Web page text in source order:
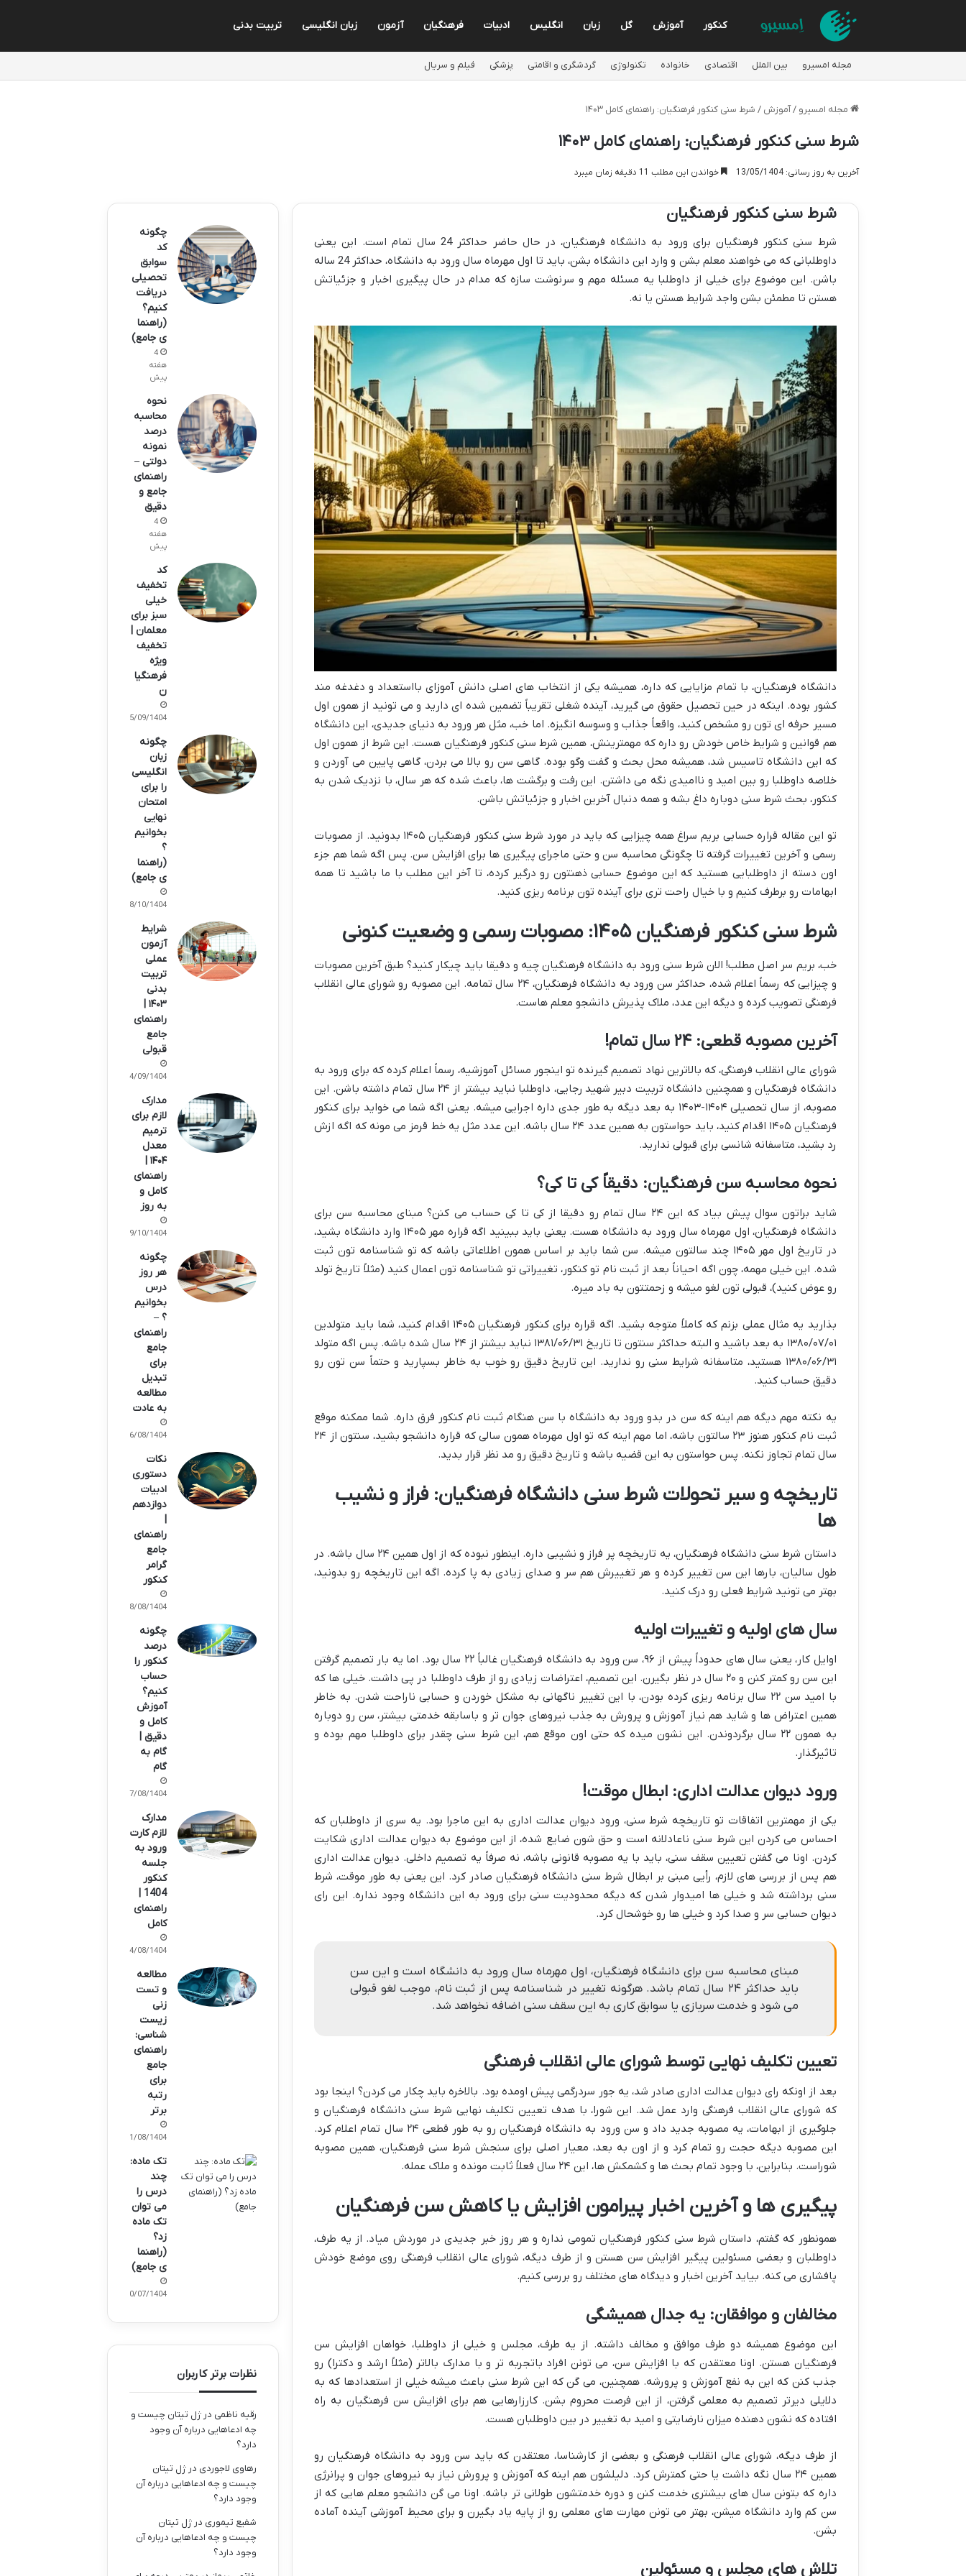
کنکور آموزش گل زبان انگلیس ادبیات فرهنگیان آزمون زبان انگلیسی تربیت بدنی
مجله امسیرو بین الملل اقتصادی خانواده تکنولوژی گردشگری و اقامتی پزشکی فیلم و سریال
مجله امسیرو / آموزش / شرط سنی کنکور فرهنگیان: راهنمای کامل ۱۴۰۳
شرط سنی کنکور فرهنگیان: راهنمای کامل ۱۴۰۳
آخرین به روز رسانی: 13/05/1404 خواندن این مطلب 11 دقیقه زمان میبرد
شرط سنی کنکور فرهنگیان
شرط سنی کنکور فرهنگیان برای ورود به دانشگاه فرهنگیان، در حال حاضر حداکثر 24 سال تمام است. این یعنی
داوطلبانی که می خواهند معلم بشن و وارد این دانشگاه بشن، باید تا اول مهرماه سال ورود به دانشگاه، حداکثر 24 ساله
باشن. این موضوع برای خیلی از داوطلبا یه مسئله مهم و سرنوشت سازه که مدام در حال پیگیری اخبار و جزئیاتش
هستن تا مطمئن بشن واجد شرایط هستن یا نه.
دانشگاه فرهنگیان، با تمام مزایایی که داره، همیشه یکی از انتخاب های اصلی دانش آموزای بااستعداد و دغدغه مند
کشور بوده. اینکه در حین تحصیل حقوق می گیرید، آینده شغلی تقریباً تضمین شده ای دارید و می تونید از همون اول
مسیر حرفه ای تون رو مشخص کنید، واقعاً جذاب و وسوسه انگیزه. اما خب، مثل هر ورود به دنیای جدیدی، این دانشگاه
هم قوانین و شرایط خاص خودش رو داره که مهمترینش، همین شرط سنی کنکور فرهنگیان هست. این شرط از همون اول
که این دانشگاه تاسیس شد، همیشه محل بحث و گفت وگو بوده. گاهی سن رو بالا می بردن، گاهی پایین می آوردن و
خلاصه داوطلبا رو بین امید و ناامیدی نگه می داشتن. این رفت و برگشت ها، باعث شده که هر سال، با نزدیک شدن به
کنکور، بحث شرط سنی دوباره داغ بشه و همه دنبال آخرین اخبار و جزئیاتش باشن.
تو این مقاله قراره حسابی بریم سراغ همه چیزایی که باید در مورد شرط سنی کنکور فرهنگیان ۱۴۰۵
بدونید. از مصوبات
رسمی و آخرین تغییرات گرفته تا چگونگی محاسبه سن و حتی ماجرای پیگیری ها برای افزایش سن. پس اگه شما هم جزء
اون دسته از داوطلبایی هستید که این موضوع حسابی ذهنتون رو درگیر کرده، تا آخر این مطلب با ما باشید تا همه
ابهامات رو برطرف کنیم و با خیال راحت تری برای آینده تون برنامه ریزی کنید.
شرط سنی کنکور فرهنگیان ۱۴۰۵: مصوبات رسمی و وضعیت کنونی
خب، بریم سر اصل مطلب! الان شرط سنی ورود به دانشگاه فرهنگیان چیه و دقیقا باید چیکار کنید؟ طبق آخرین مصوبات
و چیزایی که رسماً اعلام شده، حداکثر سن ورود به دانشگاه فرهنگیان
، ۲۴ سال تمامه. این مصوبه رو شورای عالی انقلاب
فرهنگی تصویب کرده و دیگه این عدد، ملاک پذیرش دانشجو معلم هاست.
آخرین مصوبه قطعی: ۲۴ سال تمام!
شورای عالی انقلاب فرهنگی، که بالاترین نهاد تصمیم گیرنده تو اینجور مسائل آموزشیه، رسماً اعلام کرده که برای ورود به
دانشگاه فرهنگیان و همچنین دانشگاه تربیت دبیر شهید رجایی، داوطلبا نباید بیشتر از ۲۴ سال تمام داشته باشن. این
مصوبه، از سال تحصیلی ۱۴۰۴-۱۴۰۳ به بعد دیگه به طور جدی داره اجرایی میشه. یعنی اگه شما می خواید برای کنکور
فرهنگیان ۱۴۰۵ اقدام کنید، باید حواستون به همین عدد ۲۴ سال باشه. این عدد مثل یه خط قرمز می مونه که اگه ازش
رد بشید، متاسفانه شانسی برای قبولی ندارید.
نحوه محاسبه سن فرهنگیان: دقیقاً کی تا کی؟
شاید براتون سوال پیش بیاد که این ۲۴ سال تمام رو دقیقا از کی تا کی حساب می کنن؟ مبنای محاسبه سن برای
دانشگاه فرهنگیان، اول مهرماه سال ورود به دانشگاه
هست. یعنی باید ببینید اگه قراره مهر ۱۴۰۵ وارد دانشگاه بشید،
در تاریخ اول مهر ۱۴۰۵ چند سالتون میشه. سن شما باید بر اساس همون اطلاعاتی باشه که تو شناسنامه تون ثبت
شده. این خیلی مهمه، چون اگه احیاناً بعد از ثبت نام تو کنکور، تغییراتی تو شناسنامه تون اعمال کنید (مثلاً تاریخ تولد
رو عوض کنید)، قبولی تون لغو میشه و زحمتتون به باد میره.
بذارید یه مثال عملی بزنم که کاملاً متوجه بشید. اگه قراره برای کنکور فرهنگیان ۱۴۰۵ اقدام کنید، شما باید
متولدین
۱۳۸۰/۰۷/۰۱ به بعد
باشید و البته حداکثر سنتون تا تاریخ ۱۳۸۱/۰۶/۳۱
نباید بیشتر از ۲۴ سال شده باشه. پس اگه متولد
۱۳۸۰/۰۶/۳۱ هستید، متاسفانه شرایط سنی رو ندارید. این تاریخ دقیق رو خوب به خاطر بسپارید و حتماً سن تون رو
دقیق حساب کنید.
یه نکته مهم دیگه هم اینه که سن در بدو ورود به دانشگاه با سن هنگام ثبت نام کنکور فرق داره. شما ممکنه موقع
ثبت نام کنکور هنوز ۲۳ سالتون باشه، اما مهم اینه که تو اول مهرماه همون سالی که قراره دانشجو بشید، سنتون از ۲۴
سال تمام تجاوز نکنه. پس حواستون به این قضیه باشه و تاریخ دقیق رو مد نظر قرار بدید.
تاریخچه و سیر تحولات شرط سنی دانشگاه فرهنگیان: فراز و نشیب
ها
داستان شرط سنی دانشگاه فرهنگیان، یه تاریخچه پر فراز و نشیبی داره. اینطور نبوده که از اول همین ۲۴ سال باشه. در
طول سالیان، بارها این سن تغییر کرده و هر تغییرش هم سر و صدای زیادی به پا کرده. اگه این تاریخچه رو بدونید،
بهتر می تونید شرایط فعلی رو درک کنید.
سال های اولیه و تغییرات اولیه
اوایل کار، یعنی سال های حدوداً پیش از ۹۶، سن ورود به دانشگاه فرهنگیان
غالباً ۲۲ سال بود. اما یه بار تصمیم گرفتن
این سن رو کمتر کنن و ۲۰ سال در نظر بگیرن. این تصمیم، اعتراضات زیادی رو از طرف داوطلبا در پی داشت. خیلی ها که
با امید سن ۲۲ سال برنامه ریزی کرده بودن، با این تغییر ناگهانی به مشکل خوردن و حسابی ناراحت شدن. به خاطر
همین اعتراض ها و شاید هم نیاز آموزش و پرورش به جذب نیروهای جوان تر و باسابقه خدمتی بیشتر، سن رو دوباره
به همون ۲۲ سال برگردوندن. این نشون میده که حتی اون موقع هم، این شرط سنی چقدر برای داوطلبا مهم بوده و
تاثیرگذار.
ورود دیوان عدالت اداری: ابطال موقت!
یکی از مهمترین اتفاقات تو تاریخچه شرط سنی، ورود دیوان عدالت اداریبه این ماجرا بود. یه سری از داوطلبان که
احساس می کردن این شرط سنی ناعادلانه است و حق شون ضایع شده، از این موضوع به دیوان عدالت اداری شکایت
کردن. اونا می گفتن تعیین سقف سنی، باید با یه مصوبه قانونی باشه، نه صرفاً یه تصمیم داخلی. دیوان عدالت اداری
هم پس از بررسی های لازم، رأیی مبنی بر ابطال شرط سنی دانشگاه فرهنگیانصادر کرد. این یعنی به طور موقت، شرط
سنی برداشته شد و خیلی ها امیدوار شدن که دیگه محدودیت سنی برای ورود به این دانشگاه وجود نداره. این رای
دیوان حسابی سر و صدا کرد و خیلی ها رو خوشحال کرد.
مبنای محاسبه سن برای دانشگاه فرهنگیان، اول مهرماه سال ورود به دانشگاه است و این سن
باید حداکثر ۲۴ سال تمام باشد. هرگونه تغییر در شناسنامه پس از ثبت نام، موجب لغو قبولی
می شود و خدمت سربازی یا سوابق کاری به این سقف سنی اضافه نخواهد شد.
تعیین تکلیف نهایی توسط شورای عالی انقلاب فرهنگی
بعد از اونکه رای دیوان عدالت اداری صادر شد، یه جور سردرگمی پیش اومده بود. بالاخره باید چکار می کردن؟ اینجا بود
که شورای عالی انقلاب فرهنگی وارد عمل شد. این شورا، با هدف تعیین تکلیف نهایی شرط سنی دانشگاه فرهنگیان و
جلوگیری از ابهامات، یه مصوبه جدید داد و سن ورود به دانشگاه فرهنگیان رو به طور قطعی ۲۴ سال تمام
اعلام کرد.
این مصوبه دیگه حجت رو تمام کرد و از اون به بعد، معیار اصلی برای سنجش شرط سنی فرهنگیان، همین مصوبه
شوراست. بنابراین، با وجود تمام بحث ها و کشمکش ها، این ۲۴ سال فعلاً ثابت مونده و ملاک عمله.
پیگیری ها و آخرین اخبار پیرامون افزایش یا کاهش سن فرهنگیان
همونطور که گفتم، داستان شرط سنی کنکور فرهنگیانتمومی نداره و هر روز خبر جدیدی در موردش میاد. از یه طرف،
داوطلبان و بعضی مسئولین پیگیر افزایش سن هستن و از طرف دیگه، شورای عالی انقلاب فرهنگی روی موضع خودش
پافشاری می کنه. بیاید آخرین اخبار و دیدگاه های مختلف رو بررسی کنیم.
مخالفان و موافقان: یه جدال همیشگی
این موضوع همیشه دو طرف موافق و مخالف داشته. از یه طرف، مجلسو خیلی از داوطلبا، خواهان افزایش سن
فرهنگیان هستن. اونا معتقدن که با افزایش سن، می تونن افراد باتجربه تر و با مدارک بالاتر (مثلاً ارشد و دکترا) رو
جذب کنن که این به نفع آموزش و پرورشه. همچنین، می گن که این شرط سنی باعث میشه خیلی از استعدادها که به
دلایلی دیرتر تصمیم به معلمی گرفتن، از این فرصت محروم بشن. کارزارهایی هم برای افزایش سن فرهنگیان به راه
افتاده که نشون دهنده میزان نارضایتی و امید به تغییر در بین داوطلبان هست.
از طرف دیگه، شورای عالی انقلاب فرهنگی و بعضی از کارشناسا، معتقدن که باید سن ورود به دانشگاه فرهنگیانرو
همین ۲۴ سال نگه داشت یا حتی کمترش کرد. دلیلشون هم اینه که آموزش و پرورش نیاز به
نیروهای جوان و پرانرژی
داره که بتونن سال های بیشتری خدمت کنن و دوره خدمتشون طولانی تر باشه. اونا می گن دانشجو معلم هایی که از
سن کم وارد دانشگاه میشن، بهتر می تونن مهارت های معلمی رو از پایه یاد بگیرن و برای محیط آموزشی آینده آماده
بشن.
تلاش های مجلس و مسئولین
چگونه
کد
سوابق
تحصیلی
دریافت
کنیم؟
(راهنما
ی جامع)
4
هفته
پیش
نحوه
محاسبه
درصد
نمونه
دولتی –
راهنمای
جامع و
دقیق
4
هفته
پیش
کد
تخفیف
خیلی
سبز برای
معلمان |
تخفیف
ویژه
فرهنگیا
ن
15/09/1404
چگونه
زبان
انگلیسی
را برای
امتحان
نهایی
بخوانیم
؟
(راهنما
ی جامع)
08/10/1404
شرایط
آزمون
عملی
تربیت
بدنی
۱۴۰۳ |
راهنمای
جامع
قبولی
14/09/1404
مدارک
لازم برای
ترمیم
معدل
۱۴۰۴ |
راهنمای
کامل و
به روز
09/10/1404
چگونه
هر روز
درس
بخوانیم
؟ –
راهنمای
جامع
برای
تبدیل
مطالعه
به عادت
16/08/1404
نکات
دستوری
ادبیات
دوازدهم
|
راهنمای
جامع
گرامر
کنکور
08/08/1404
چگونه
درصد
کنکور را
حساب
کنیم؟
آموزش
کامل و
دقیق |
گام به
گام
07/08/1404
مدارک
لازم کارت
ورود به
جلسه
کنکور
1404 |
راهنمای
کامل
04/08/1404
مطالعه
و تست
زنی
زیست
شناسی:
راهنمای
جامع
برای
رتبه
برتر
01/08/1404
تک ماده:
چند
درس را
می توان
تک ماده
زد؟
(راهنما
ی جامع)
30/07/1404
نظرات برتر کاربران
رقیه ناظمی در ژل تیتان چیست و
چه ادعاهایی درباره آن وجود
دارد؟
رهاوی لاجوردی در ژل تیتان
چیست و چه ادعاهایی درباره آن
وجود دارد؟
شفیع تیموری در ژل تیتان
چیست و چه ادعاهایی درباره آن
وجود دارد؟